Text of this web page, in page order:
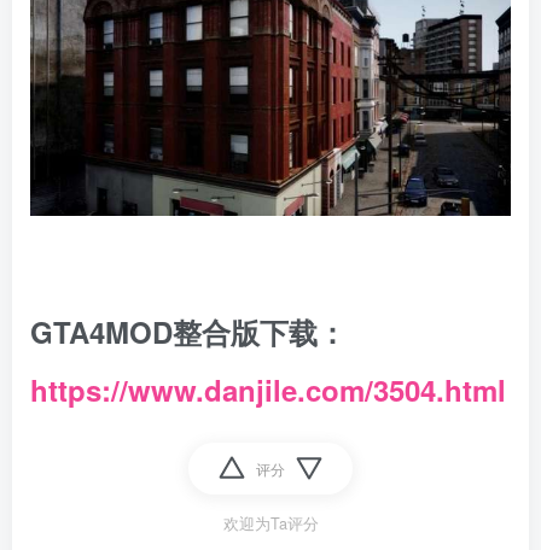
GTA4MOD整合版下载：
https://www.danjile.com/3504.html
评分
欢迎为Ta评分